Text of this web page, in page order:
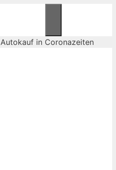
Autokauf in Coronazeiten